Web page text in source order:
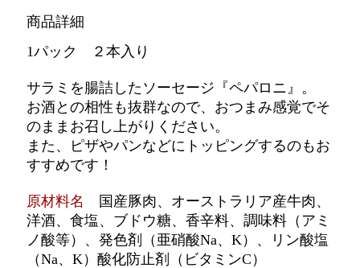
商品詳細
1パック ２本入り
サラミを腸詰したソーセージ『ペパロニ』。
お酒との相性も抜群なので、おつまみ感覚でそ
のままお召し上がりください。
また、ピザやパンなどにトッピングするのもお
すすめです！
原材料名
国産豚肉、オーストラリア産牛肉、
洋酒、食塩、ブドウ糖、香辛料、調味料（アミ
ノ酸等）、発色剤（亜硝酸Na、K）、リン酸塩
（Na、K）酸化防止剤（ビタミンC）